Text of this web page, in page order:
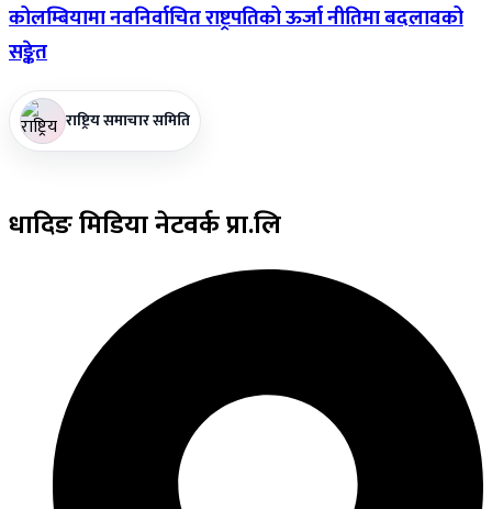
कोलम्बियामानवनिर्वाचित राष्ट्रपतिको ऊर्जा नीतिमा बदलावको
सङ्केत
राष्ट्रिय समाचार समिति
धादिङमिडिया नेटवर्क प्रा.लि